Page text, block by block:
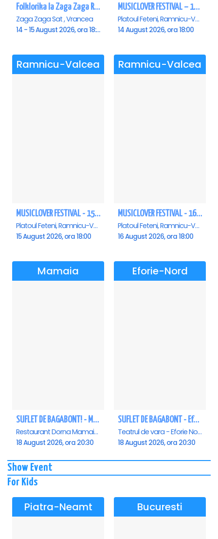
Folklorika la Zaga Zaga Resort
Zaga Zaga Sat , Vrancea
14 - 15 August 2026, ora 18:00
MUSICLOVER FESTIVAL – 14 August – Puya, Johny Romano, Shift, Badd G, DJ Matei & Bogdanov
Platoul Feteni, Ramnicu-Valcea
14 August 2026, ora 18:00
Ramnicu-Valcea
MUSICLOVER FESTIVAL - 15 AUGUST - CONNECT-R, DELIA, RON HEWITT, NICKI M, AURIKA
Platoul Feteni, Ramnicu-Valcea
15 August 2026, ora 18:00
Ramnicu-Valcea
MUSICLOVER FESTIVAL - 16 AUGUST - LEO DE LA ROSIORI SI MARCEL STEFANET & ETHNO REPUBLIC, TUDOR DEEJAY, VARER
Platoul Feteni, Ramnicu-Valcea
16 August 2026, ora 18:00
Mamaia
SUFLET DE BAGABONT! - Mamaia
Restaurant Dorna Mamaia, Mamaia
18 August 2026, ora 20:30
Eforie-Nord
SUFLET DE BAGABONT - Eforie Nord
Teatrul de vara - Eforie Nord, Eforie-Nord
18 August 2026, ora 20:30
Show Event
For Kids
Piatra-Neamt Bucuresti